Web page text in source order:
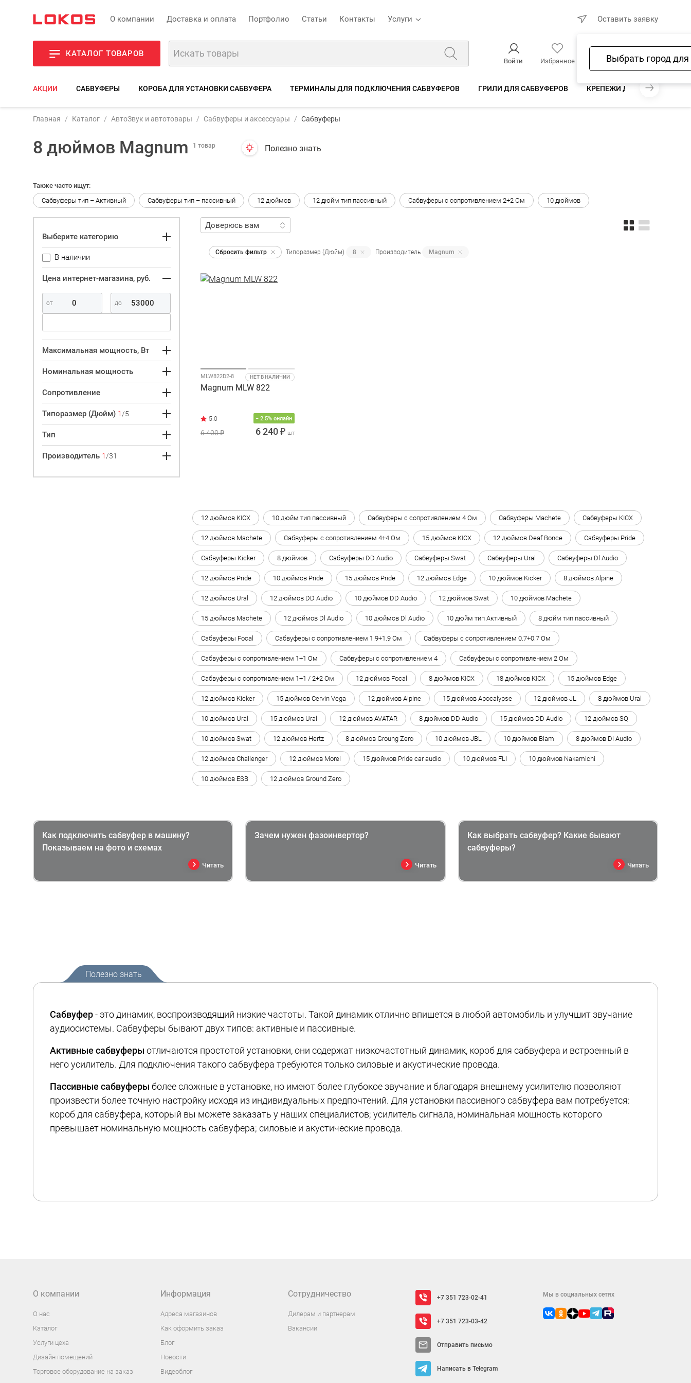
О компании Доставка и оплата Портфолио Статьи Контакты Услуги
Выбрать город
Оставить заявку
КАТАЛОГ ТОВАРОВ
Войти Избранное Сравнение Корзина
АКЦИИ САБВУФЕРЫ КОРОБА ДЛЯ УСТАНОВКИ САБВУФЕРА ТЕРМИНАЛЫ ДЛЯ ПОДКЛЮЧЕНИЯ САБВУФЕРОВ ГРИЛИ ДЛЯ САБВУФЕРОВ КРЕПЕЖИ ДЛЯ САБВУФЕРА
Главная Каталог АвтоЗвук и автотовары Сабвуферы и аксессуары Сабвуферы
8 дюймов Magnum 1 товар Полезно знать
Также часто ищут:
Сабвуферы тип – Активный
Сабвуферы тип – пассивный 12 дюймов 12 дюйм тип пассивный Сабвуферы с сопротивлением 2+2 Ом 10 дюймов
Выберите категорию
В наличии
Цена интернет-магазина, руб.
Максимальная мощность, Вт
Номинальная мощность
Сопротивление
Типоразмер (Дюйм) 1 /5
Тип
Производитель 1 /31
Сбросить фильтр Типоразмер (Дюйм) 8 Производитель Magnum
НЕТ В НАЛИЧИИ
MLW822D2-8
Magnum MLW 822
− 2.5% онлайн
6 400 ₽ 6 240 ₽ шт
12 дюймов KICX 10 дюйм тип пассивный Сабвуферы с сопротивлением 4 Ом Сабвуферы Machete Сабвуферы KICX
12 дюймов Machete Сабвуферы с сопротивлением 4+4 Ом 15 дюймов KICX 12 дюймов Deaf Bonce Сабвуферы Pride
Сабвуферы Kicker 8 дюймов Сабвуферы DD Audio Сабвуферы Swat Сабвуферы Ural Сабвуферы Dl Audio
12 дюймов Pride 10 дюймов Pride 15 дюймов Pride 12 дюймов Edge 10 дюймов Kicker 8 дюймов Alpine
12 дюймов Ural 12 дюймов DD Audio 10 дюймов DD Audio 12 дюймов Swat 10 дюймов Machete
15 дюймов Machete 12 дюймов Dl Audio 10 дюймов Dl Audio 10 дюйм тип Активный 8 дюйм тип пассивный
Сабвуферы Focal Сабвуферы с сопротивлением 1.9+1.9 Ом Сабвуферы с сопротивлением 0.7+0.7 Ом
Сабвуферы с сопротивлением 1+1 Ом Сабвуферы с сопротивлением 4 Сабвуферы с сопротивлением 2 Ом
Сабвуферы с сопротивлением 1+1 / 2+2 Ом 12 дюймов Focal 8 дюймов KICX 18 дюймов KICX 15 дюймов Edge
12 дюймов Kicker 15 дюймов Cervin Vega 12 дюймов Alpine 15 дюймов Apocalypse 12 дюймов JL 8 дюймов Ural
10 дюймов Ural 15 дюймов Ural 12 дюймов AVATAR 8 дюймов DD Audio 15 дюймов DD Audio 12 дюймов SQ
10 дюймов Swat 12 дюймов Hertz 8 дюймов Groung Zero 10 дюймов JBL 10 дюймов Blam 8 дюймов Dl Audio
12 дюймов Challenger 12 дюймов Morel 15 дюймов Pride car audio 10 дюймов FLI 10 дюймов Nakamichi
10 дюймов ESB 12 дюймов Ground Zero
Как подключить сабвуфер в машину?
Показываем на фото и схемах
Читать
Зачем нужен фазоинвертор?
Читать
Как выбрать сабвуфер? Какие бывают
сабвуферы?
Читать
Полезно знать
Сабвуфер- это динамик, воспроизводящий низкие частоты. Такой динамик отлично впишется в любой автомобиль и улучшит звучание
аудиосистемы. Сабвуферы бывают двух типов: активные и пассивные.
Активные сабвуферы отличаются простотой установки, они содержат низкочастотный динамик, короб для сабвуфера и встроенный в
него усилитель. Для подключения такого сабвуфера требуются только силовые и акустические провода.
Пассивные сабвуферы более сложные в установке, но имеют более глубокое звучание и благодаря внешнему усилителю позволяют
произвести более точную настройку исходя из индивидуальных предпочтений. Для установки пассивного сабвуфера вам потребуется:
короб для сабвуфера, который вы можете заказать у наших специалистов; усилитель сигнала, номинальная мощность которого
превышает номинальную мощность сабвуфера; силовые и акустические провода.
О компании
О нас
Каталог
Услуги цеха
Дизайн помещений
Торговое оборудование на заказ
Информация
Адреса магазинов
Как оформить заказ
Блог
Новости
Видеоблог
Сотрудничество
Дилерам и партнерам
Вакансии
+7 351 723-02-41
+7 351 723-03-42
Отправить письмо
Написать в Telegram
Мы в социальных сетях